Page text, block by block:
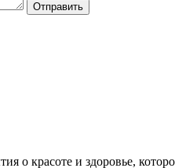
Отправить
красоте и здоровье,